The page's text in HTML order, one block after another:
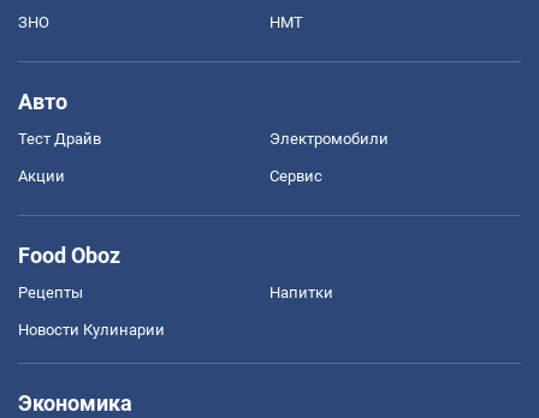
ЗНО НМТ
Авто
Тест Драйв Электромобили
Акции Сервис
Food Oboz
Рецепты Напитки
Новости Кулинарии
Экономика